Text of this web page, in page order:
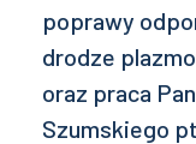
poprawy
drodze
oraz praca
Szumskiego